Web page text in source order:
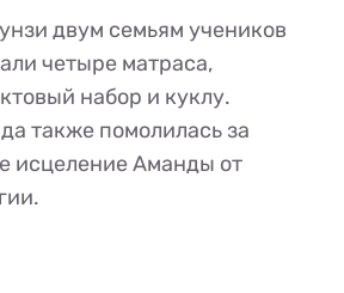
двум семьям учеников
четыре матраса,
набор и куклу.
также помолилась за
исцеление Аманды от